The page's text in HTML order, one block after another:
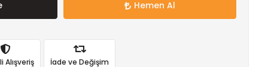
Hemen Al
Alışveriş İade ve Değişim